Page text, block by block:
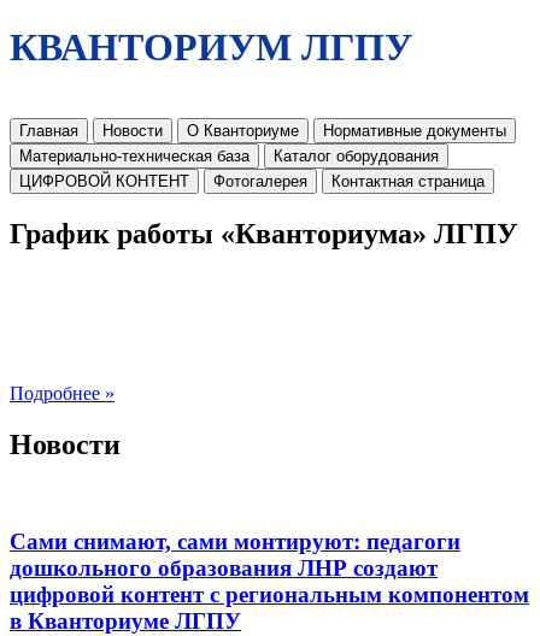
КВАНТОРИУМ ЛГПУ
Главная Новости О Кванториуме
Нормативные документы
Материально-техническая база
Каталог оборудования
ЦИФРОВОЙ КОНТЕНТ
Фотогалерея Контактная страница
График работы «Кванториума» ЛГПУ
Подробнее »
Новости
Сами снимают, сами монтируют: педагоги
дошкольного образования ЛНР создают
цифровой контент с региональным компонентом
в Кванториуме ЛГПУ​